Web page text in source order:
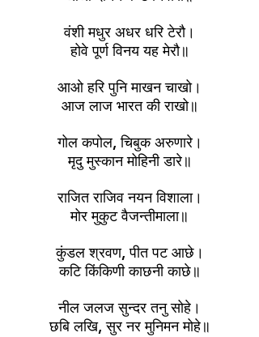
वंशी मधुर अधर धरि टेरौ।
होवे पूर्ण विनय यह मेरौ॥
आओ हरि पुनि माखन चाखो।
आज लाज भारत की राखो॥
गोल कपोल, चिबुक अरुणारे।
मृदु मुस्कान मोहिनी डारे॥
राजित राजिव नयन विशाला।
मोर मुकुट वैजन्तीमाला॥
कुंडल श्रवण, पीत पट आछे।
कटि किंकिणी काछनी काछे॥
नील जलज सुन्दर तनु सोहे।
छबि लखि, सुर नर मुनिमन मोहे॥